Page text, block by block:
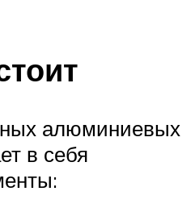
алюминиевых
в себя